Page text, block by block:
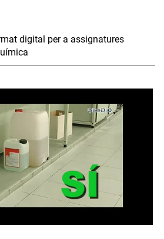
digital per a assignatures